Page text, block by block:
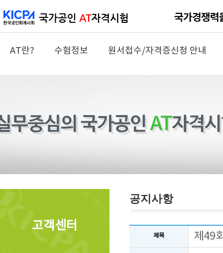
AT란? 수험정보 원서접수/자격증신청 안내
고객센터
공지사항
제목 제49